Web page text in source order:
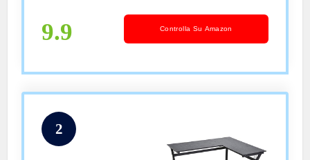
9.9 Controlla Su Amazon
2